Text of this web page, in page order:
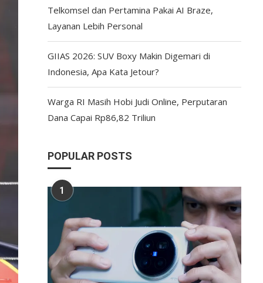
Telkomsel dan Pertamina Pakai AI Braze,
Layanan Lebih Personal
GIIAS 2026: SUV Boxy Makin Digemari di
Indonesia, Apa Kata Jetour?
Warga RI Masih Hobi Judi Online, Perputaran
Dana Capai Rp86,82 Triliun
POPULAR POSTS
1